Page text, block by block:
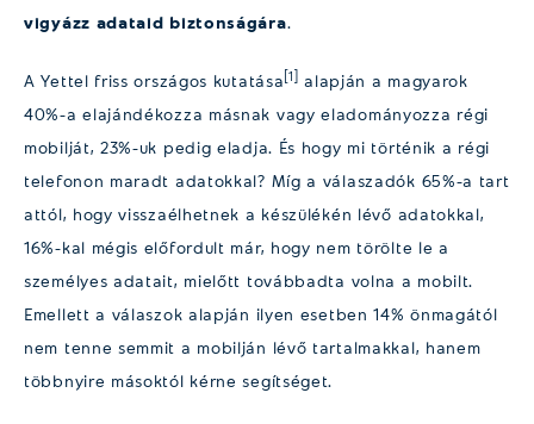
vigyázz adataid biztonságára.
A Yettel friss országos kutatása [1] alapján a magyarok
40%-a elajándékozza másnak vagy eladományozza régi
mobilját, 23%-uk pedig eladja. És hogy mi történik a régi
telefonon maradt adatokkal? Míg a válaszadók 65%-a tart
attól, hogy visszaélhetnek a készülékén lévő adatokkal,
16%-kal mégis előfordult már, hogy nem törölte le a
személyes adatait, mielőtt továbbadta volna a mobilt.
Emellett a válaszok alapján ilyen esetben 14% önmagától
nem tenne semmit a mobilján lévő tartalmakkal, hanem
többnyire másoktól kérne segítséget.